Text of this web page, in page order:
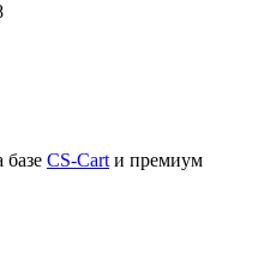
CS-Cart и премиум